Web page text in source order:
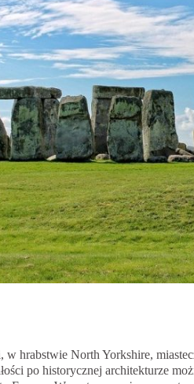
w hrabstwie North Yorkshire,
po historycznej architekturze